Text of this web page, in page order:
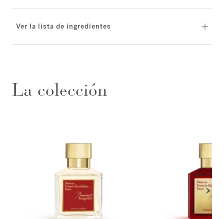
Ver la lista de ingredientes
La colección